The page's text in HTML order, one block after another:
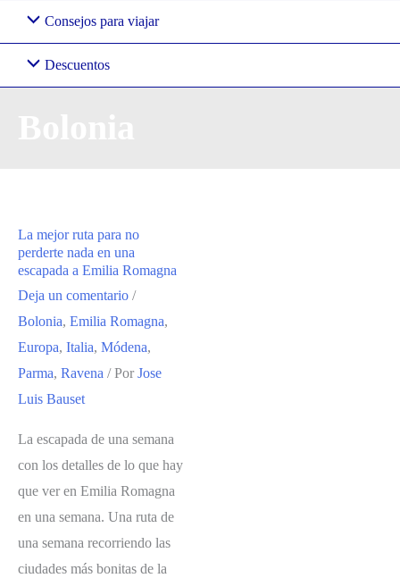
Consejos para viajar
Descuentos
La mejor ruta para no
perderte nada en una
escapada a Emilia Romagna
Deja un comentario /
Bolonia, Emilia Romagna,
Europa, Italia, Módena,
Parma, Ravena / Por Jose
Luis Bauset
La escapada de una semana
con los detalles de lo que hay
que ver en Emilia Romagna
en una semana. Una ruta de
una semana recorriendo las
ciudades más bonitas de la